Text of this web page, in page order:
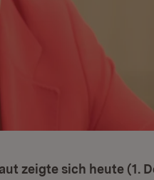
zeigte sich heute (1.